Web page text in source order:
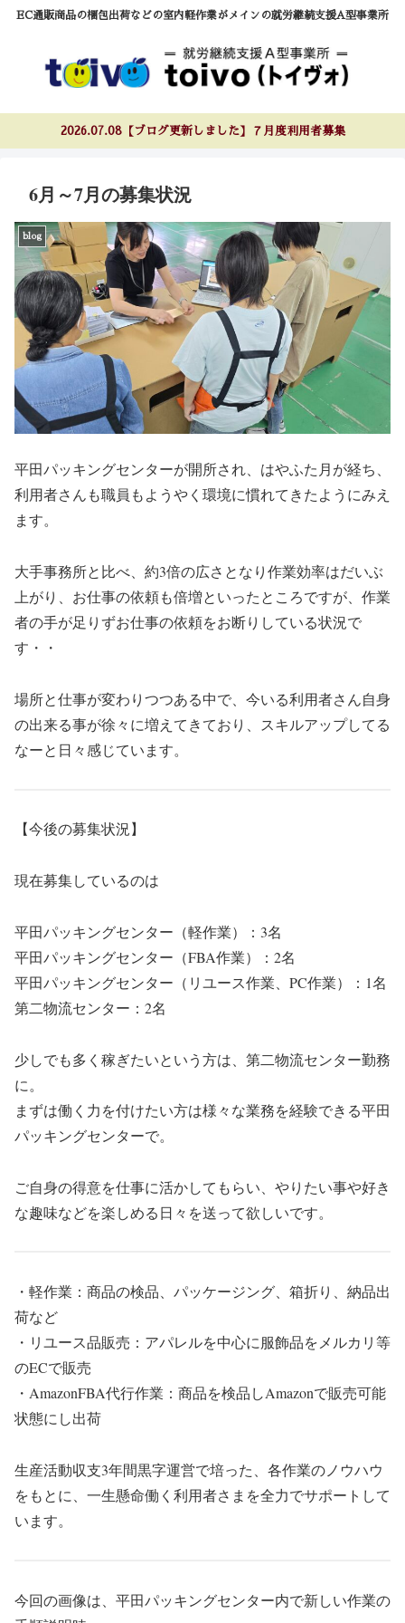
EC通販商品の梱包出荷などの室内軽作業がメインの就労継続支援A型事業所
2026.07.08【ブログ更新しました】７月度利用者募集
6月～7月の募集状況
blog
平田パッキングセンターが開所され、はやふた月が経ち、
利用者さんも職員もようやく環境に慣れてきたようにみえ
ます。
大手事務所と比べ、約3倍の広さとなり作業効率はだいぶ
上がり、お仕事の依頼も倍増といったところですが、作業
者の手が足りずお仕事の依頼をお断りしている状況で
す・・
場所と仕事が変わりつつある中で、今いる利用者さん自身
の出来る事が徐々に増えてきており、スキルアップしてる
なーと日々感じています。
【今後の募集状況】
現在募集しているのは
平田パッキングセンター（軽作業）：3名
平田パッキングセンター（FBA作業）：2名
平田パッキングセンター（リユース作業、PC作業）：1名
第二物流センター：2名
少しでも多く稼ぎたいという方は、第二物流センター勤務
に。
まずは働く力を付けたい方は様々な業務を経験できる平田
パッキングセンターで。
ご自身の得意を仕事に活かしてもらい、やりたい事や好き
な趣味などを楽しめる日々を送って欲しいです。
・軽作業：商品の検品、パッケージング、箱折り、納品出
荷など
・リユース品販売：アパレルを中心に服飾品をメルカリ等
のECで販売
・AmazonFBA代行作業：商品を検品しAmazonで販売可能
状態にし出荷
生産活動収支3年間黒字運営で培った、各作業のノウハウ
をもとに、一生懸命働く利用者さまを全力でサポートして
います。
今回の画像は、平田パッキングセンター内で新しい作業の